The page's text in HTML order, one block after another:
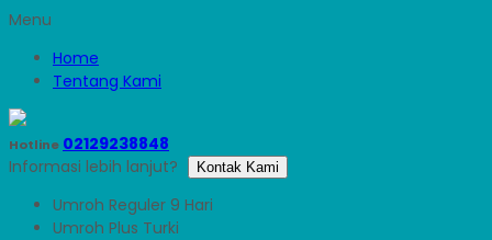
Menu
Home
Tentang Kami
Hotline 02129238848
Informasi lebih lanjut?
Kontak Kami
Umroh Reguler 9 Hari
Umroh Plus Turki